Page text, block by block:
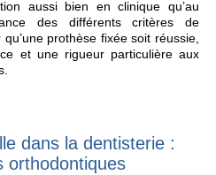
aussi bien en clinique qu’au
des différents critères de
prothèse fixée soit réussie,
et une rigueur particulière aux
dans la dentisterie :
orthodontiques